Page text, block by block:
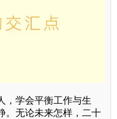
，学会平衡工作与生
。无论未来怎样，二十